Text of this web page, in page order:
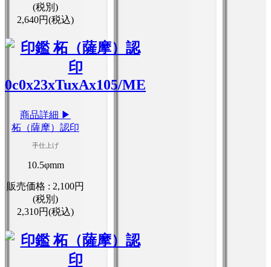
(税別)
2,640円(税込)
商品詳細 ▶
柘（薩摩）認印
手仕上げ
10.5φmm
販売価格 : 2,100円
(税別)
2,310円(税込)